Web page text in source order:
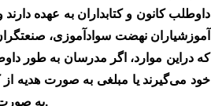
داوطلب کانون و کتابداران به عهده
آموزشیاران نهضت سوادآموزی،
که دراین موارد، اگر مدرسان به طور
خود ‌می‌گیرند یا مبلغی به صورت هدیه
به صورت روالی جاری درآید، در جهت خودکفایی و پایداری کتابخانه‌ها بسیار اهمیت دارد.